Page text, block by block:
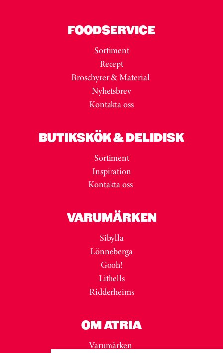
FOODSERVICE
Sortiment
Recept
Broschyrer & Material
Nyhetsbrev
Kontakta oss
BUTIKSKÖK & DELIDISK
Sortiment
Inspiration
Kontakta oss
VARUMÄRKEN
Sibylla
Lönneberga
Gooh!
Lithells
Ridderheims
OM ATRIA
Varumärken